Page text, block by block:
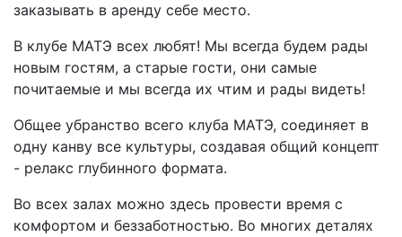
заказывать в аренду себе место.
В клубе МАТЭ всех любят! Мы всегда будем рады
новым гостям, а старые гости, они самые
почитаемые и мы всегда их чтим и рады видеть!
Общее убранство всего клуба МАТЭ, соединяет в
одну канву все культуры, создавая общий концепт
- релакс глубинного формата.
Во всех залах можно здесь провести время с
комфортом и беззаботностью. Во многих деталях